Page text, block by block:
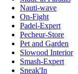
Nauti-wave
On-Fight
Padel-Expert
Pecheur-Store
Pet and Garden
Slowood Interior
Smash-Expert
Sneak'In